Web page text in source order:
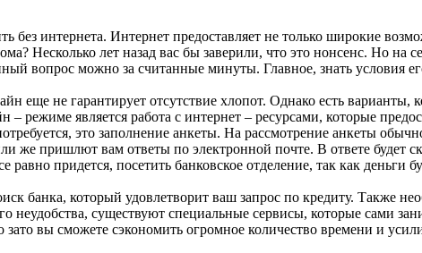
интернета. Интернет предоставляет не только широкие
Несколько лет назад вас бы заверили, что это нонсенс. Но на
вопрос можно за считанные минуты. Главное, знать условия
еще не гарантирует отсутствие хлопот. Однако есть
режиме является работа с интернет – ресурсами, которые
это заполнение анкеты. На рассмотрение анкеты
же пришлют вам ответы по электронной почте. В ответе будет
равно придется, посетить банковское отделение, так как
банка, который удовлетворит ваш запрос по кредиту. Также
неудобства, существуют специальные сервисы, которые сами
вы сможете сэкономить огромное количество времени и